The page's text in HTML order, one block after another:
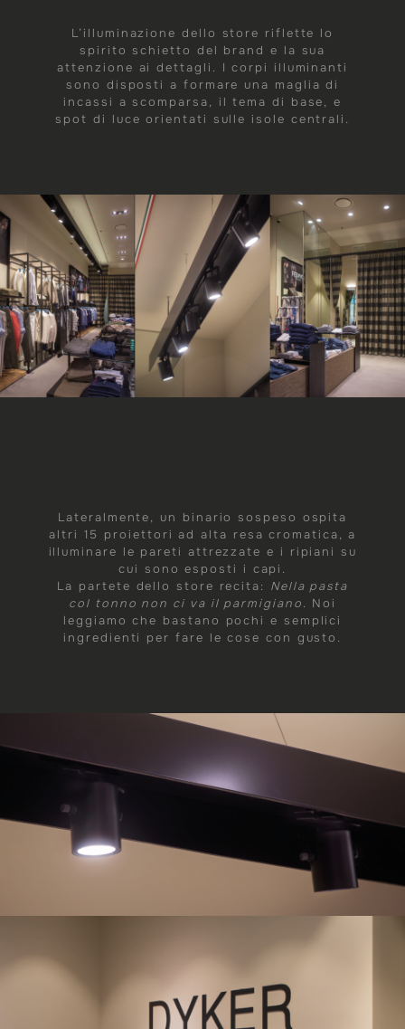
L’illuminazione dello store riflette lo
spirito schietto del brand e la sua
attenzione ai dettagli. I corpi illuminanti
sono disposti a formare una maglia di
incassi a scomparsa, il tema di base, e
spot di luce orientati sulle isole centrali.
Lateralmente, un binario sospeso ospita
altri 15 proiettori ad alta resa cromatica, a
illuminare le pareti attrezzate e i ripiani su
cui sono esposti i capi.
La partete dello store recita: Nella pasta
col tonno non ci va il parmigiano. Noi
leggiamo che bastano pochi e semplici
ingredienti per fare le cose con gusto.